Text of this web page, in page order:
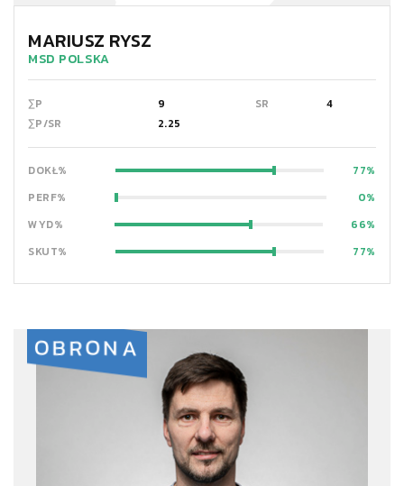
MARIUSZ RYSZ
MSD POLSKA
∑P 9 SR
4
∑P/SR
2.25
DOKŁ%
77
PERF%
0
WYD%
66
SKUT%
77
OBRONA